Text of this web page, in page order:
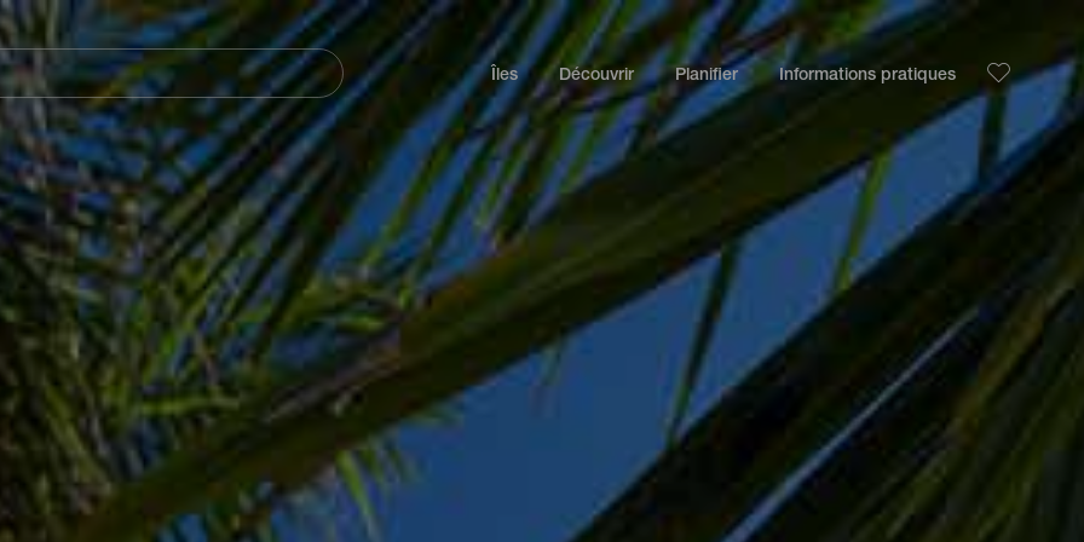
Navegación
principal
Îles Découvrir Planifier Informations pratiques